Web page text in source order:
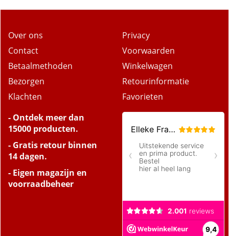
Over ons
Contact
Betaalmethoden
Bezorgen
Klachten
Privacy
Voorwaarden
Winkelwagen
Retourinformatie
Favorieten
- Ontdek meer dan
15000 producten.
- Gratis retour binnen
14 dagen.
- Eigen magazijn en
voorraadbeheer